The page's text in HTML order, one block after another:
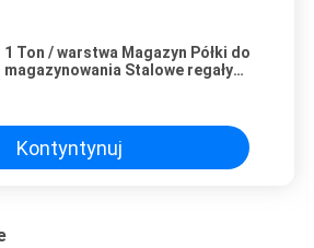
1 Ton / warstwa Magazyn Półki do
magazynowania Stalowe regały
Kontyntynuj